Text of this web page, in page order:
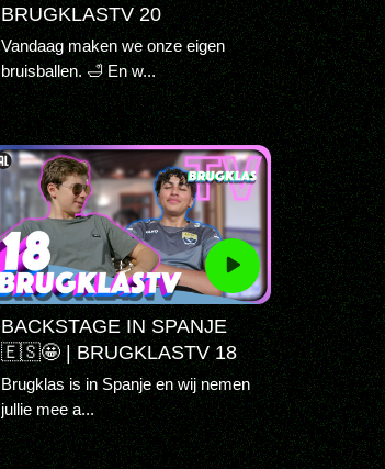
BRUGKLASTV 20
Vandaag maken we onze eigen
bruisballen. 🛁 En w...
BACKSTAGE IN SPANJE
🇪🇸🤩 | BRUGKLASTV 18
Brugklas is in Spanje en wij nemen
jullie mee a...